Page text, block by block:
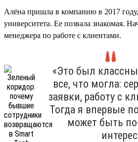
Алёна пришла в компанию в 2017 году,
университета. Ее позвала знакомая.
менеджера по работе с клиентами.
«Это был
все, что могла:
заявки, работу с
Тогда я впервые
может быть